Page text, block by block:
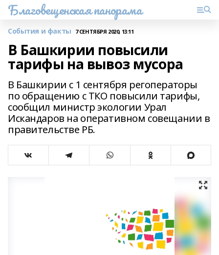
Благовещенская панорама
События и факты 7 СЕНТЯБРЯ 2020, 13:11
В Башкирии повысили
тарифы на вывоз мусора
В Башкирии с 1 сентября регоператоры
по обращению с ТКО повысили тарифы,
сообщил министр экологии Урал
Искандаров на оперативном совещании в
правительстве РБ.